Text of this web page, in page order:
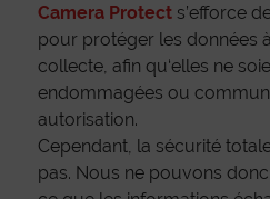
Camera Protects’efforce
pour protéger les données
collecte, afin qu‘elles ne
endommagées ou
autorisation.
Cependant, la sécurité
pas. Nous ne pouvons